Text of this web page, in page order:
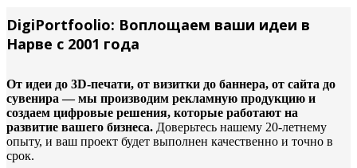
DigiPortfoolio: Воплощаем ваши идеи в
Нарве с 2001 года
От идеи до 3D-печати, от визитки до баннера, от сайта до
сувенира — мы производим рекламную продукцию и
создаем цифровые решения, которые работают на
развитие вашего бизнеса. Доверьтесь нашему 20-летнему
опыту, и ваш проект будет выполнен качественно и точно в
срок.